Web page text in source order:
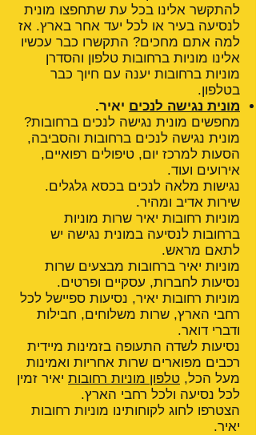
להתקשר אלינו בכל עת שתחפצו מונית
לנסיעה בעיר או לכל יעד אחר בארץ. אז
למה אתם מחכים? התקשרו כבר עכשיו
אלינו מוניות ברחובות טלפון והסדרן
מוניות ברחובות יענה עם חיוך כבר
בטלפון.
מונית נגישה לנכים יאיר.
מחפשים מונית נגישה לנכים ברחובות?
מונית נגישה לנכים ברחובות והסביבה,
הסעות למרכז יום, טיפולים רפואיים,
אירועים ועוד.
נגישות מלאה לנכים בכסא גלגלים.
שירות אדיב ומהיר.
מוניות רחובות יאיר שרות מוניות
ברחובות לנסיעה במונית נגישה יש
לתאם מראש.
מוניות יאיר ברחובות מבצעים שרות
נסיעות לחברות, עסקיים ופרטים.
מוניות רחובות יאיר, נסיעות ספיישל לכל
רחבי הארץ, שרות משלוחים, חבילות
ודברי דואר.
נסיעות לשדה התעופה בזמינות מיידית
רכבים מפוארים שרות אחריות ואמינות
מעל הכל, טלפון מוניות רחובות יאיר זמין
לכל נסיעה ולכל רחבי הארץ.
הצטרפו לחוג לקוחותינו מוניות רחובות
יאיר.